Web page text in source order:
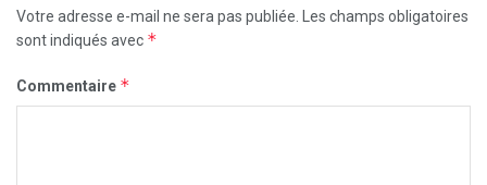
Votre adresse e-mail ne sera pas publiée.
Les champs obligatoires
sont indiqués avec *
Commentaire *